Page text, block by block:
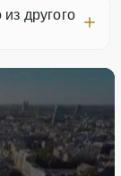
другого